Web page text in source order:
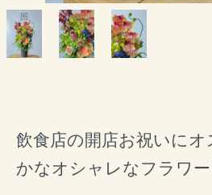
飲食店の開店お祝いに
かなオシャレなフラワ